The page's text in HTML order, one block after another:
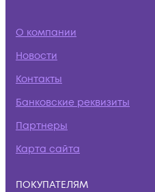
О компании
Новости
Контакты
Банковские реквизиты
Партнеры
Карта сайта
ПОКУПАТЕЛЯМ